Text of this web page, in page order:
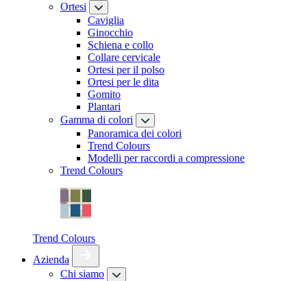
Ortesi
Caviglia
Ginocchio
Schiena e collo
Collare cervicale
Ortesi per il polso
Ortesi per le dita
Gomito
Plantari
Gamma di colori
Panoramica dei colori
Trend Colours
Modelli per raccordi a compressione
Trend Colours
Trend Colours
Azienda
Chi siamo